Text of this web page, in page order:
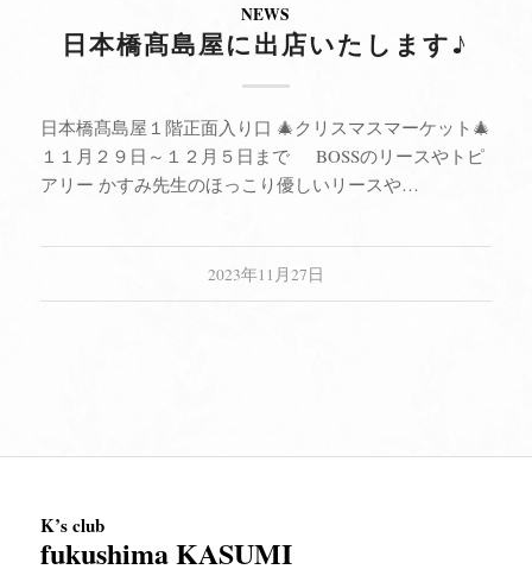
NEWS
日本橋髙島屋に出店いたします♪
日本橋髙島屋１階正面入り口 🎄クリスマスマーケット🎄
１１月２９日～１２月５日まで BOSSのリースやトピ
アリー かすみ先生のほっこり優しいリースや…
2023年11月27日
K’s club
fukushima KASUMI